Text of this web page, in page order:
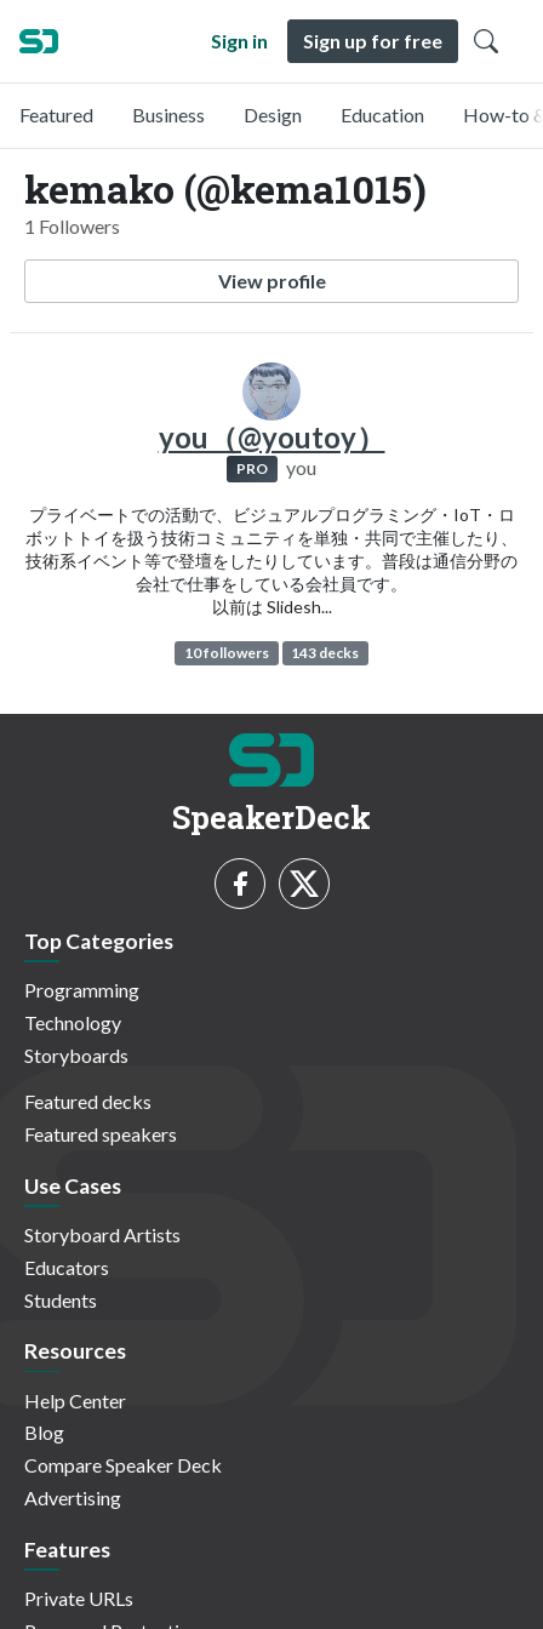
Sign in Sign up for free
Featured Business Design Education How-to
kemako (@kema1015)
1 Followers
View profile
you（@youtoy）
PRO you
プライベートでの活動で、ビジュアルプログラミング・IoT・ロ
ボットトイを扱う技術コミュニティを単独・共同で主催したり、
技術系イベント等で登壇をしたりしています。普段は通信分野の
会社で仕事をしている会社員です。
以前は Slidesh...
10 followers 143 decks
SpeakerDeck
Top Categories
Programming
Technology
Storyboards
Featured decks
Featured speakers
Use Cases
Storyboard Artists
Educators
Students
Resources
Help Center
Blog
Compare Speaker Deck
Advertising
Features
Private URLs